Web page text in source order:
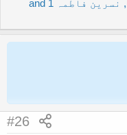
, نسرین فاطمہ
and 1
#26